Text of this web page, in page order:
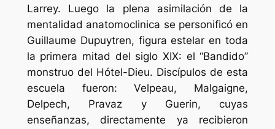
Larrey. Luego la plena asimilación de la
mentalidad anatomoclinica se personificó en
Guillaume Dupuytren, figura estelar en toda
la primera mitad del siglo XIX: el “Bandido”
monstruo del Hótel-Dieu. Discípulos de esta
escuela fueron: Velpeau, Malgaigne,
Delpech, Pravaz y Guerin, cuyas
enseñanzas, directamente ya recibieron